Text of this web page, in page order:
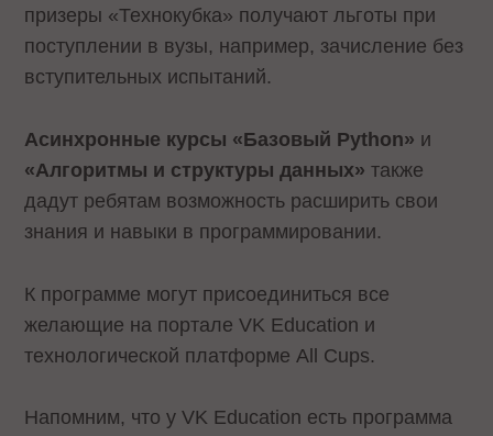
призеры «Технокубка» получают льготы при
поступлении в вузы, например, зачисление без
вступительных испытаний.
Асинхронные курсы «Базовый Python» и
«Алгоритмы и структуры данных» также
дадут ребятам возможность расширить свои
знания и навыки в программировании.
К программе могут присоединиться все
желающие на портале VK Education и
технологической платформе All Cups.
Напомним, что у VK Education есть программа